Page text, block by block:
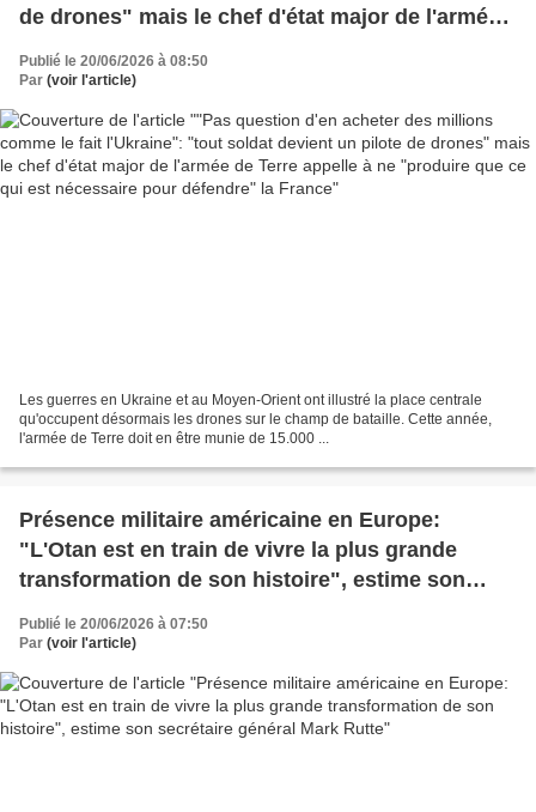
de drones" mais le chef d'état major de l'armée
nécessaire pour défendre" la France
Publié le 20/06/2026 à 08:50
Par (voir l'article)
Les guerres en Ukraine et au Moyen-Orient ont illustré la place centrale
qu'occupent désormais les drones sur le champ de bataille. Cette année,
l'armée de Terre doit en être munie de 15.000 ...
Présence militaire américaine en Europe:
"L'Otan est en train de vivre la plus grande
transformation de son histoire", estime son
secrétaire général Mark Rutte
Publié le 20/06/2026 à 07:50
Par (voir l'article)